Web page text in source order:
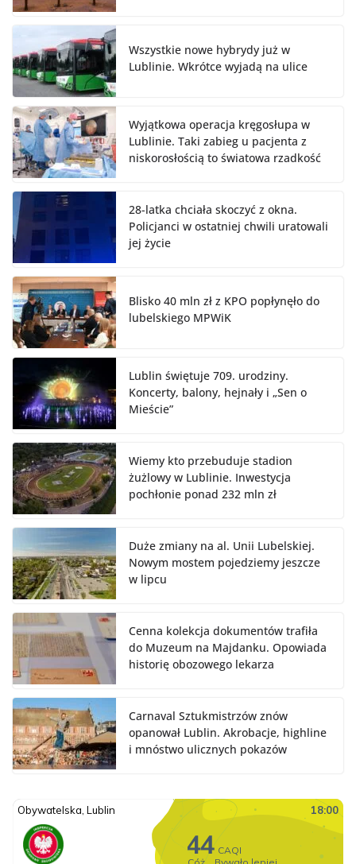
Wszystkie nowe hybrydy już w
Lublinie. Wkrótce wyjadą na ulice
Wyjątkowa operacja kręgosłupa w
Lublinie. Taki zabieg u pacjenta z
niskorosłością to światowa rzadkość
28-latka chciała skoczyć z okna.
Policjanci w ostatniej chwili uratowali
jej życie
Blisko 40 mln zł z KPO popłynęło do
lubelskiego MPWiK
Lublin świętuje 709. urodziny.
Koncerty, balony, hejnały i „Sen o
Mieście”
Wiemy kto przebuduje stadion
żużlowy w Lublinie. Inwestycja
pochłonie ponad 232 mln zł
Duże zmiany na al. Unii Lubelskiej.
Nowym mostem pojedziemy jeszcze
w lipcu
Cenna kolekcja dokumentów trafiła
do Muzeum na Majdanku. Opowiada
historię obozowego lekarza
Carnaval Sztukmistrzów znów
opanował Lublin. Akrobacje, highline
i mnóstwo ulicznych pokazów